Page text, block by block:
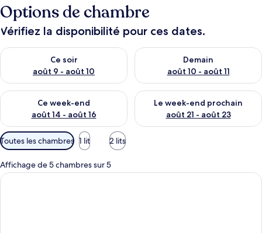
Options de chambre
Vérifiez la disponibilité pour ces dates.
Ce soir
août 9 - août 10
Vérifier la disponibilité pour ce soir août 9 - août 10
Demain
août 10 - août 11
Vérifier la disponibilité pour
Ce week-end
août 14 - août 16
Vérifier la disponibilité pour ce week-end août 14 - août 16
Le week-end prochain
août 21 - août 23
Vérifier la disponibilité pour
Filtres
disponibles
pour
les
Toutes les chambres 1 lit 2 lits
Affichage de 5 chambres sur 5